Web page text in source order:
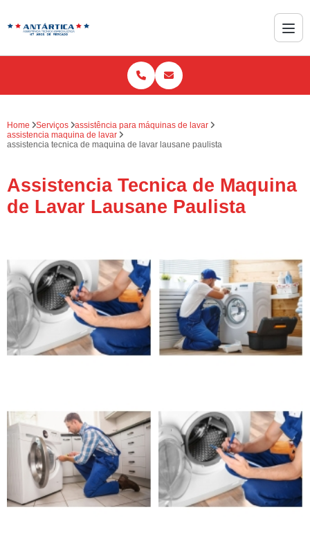
Home Serviços
assistência para máquinas de lavar
assistencia maquina de lavar
assistencia tecnica de maquina de lavar lausane paulista
Assistencia Tecnica de Maquina
de Lavar Lausane Paulista